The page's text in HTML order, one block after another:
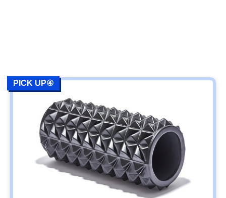
PICK UP④